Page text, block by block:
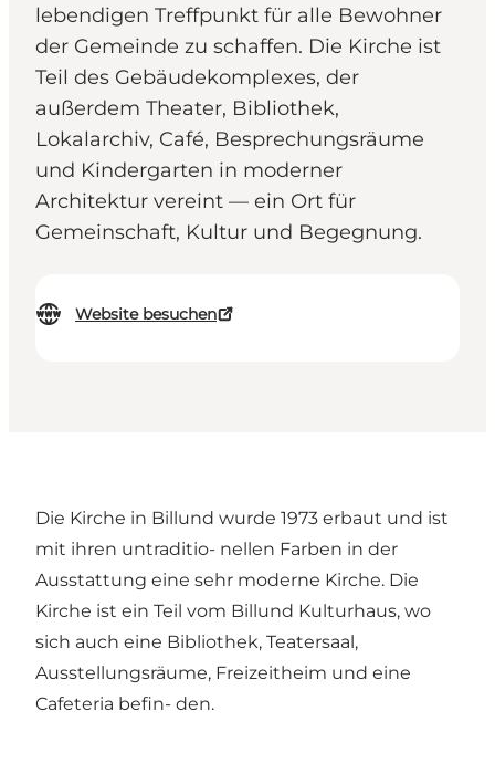
lebendigen Treffpunkt für alle Bewohner
der Gemeinde zu schaffen. Die Kirche ist
Teil des Gebäudekomplexes, der
außerdem Theater, Bibliothek,
Lokalarchiv, Café, Besprechungsräume
und Kindergarten in moderner
Architektur vereint — ein Ort für
Gemeinschaft, Kultur und Begegnung.
Website besuchen
Die Kirche in Billund wurde 1973 erbaut und ist
mit ihren untraditio- nellen Farben in der
Ausstattung eine sehr moderne Kirche. Die
Kirche ist ein Teil vom Billund Kulturhaus, wo
sich auch eine Bibliothek, Teatersaal,
Ausstellungsräume, Freizeitheim und eine
Cafeteria befin- den.